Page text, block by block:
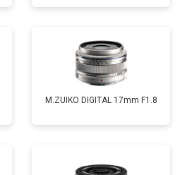
M.ZUIKO DIGITAL 17mm F1.8